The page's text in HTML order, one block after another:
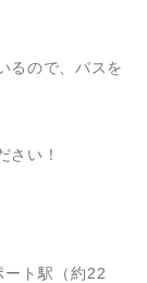
るので、バスを
さい！
ト駅（約22